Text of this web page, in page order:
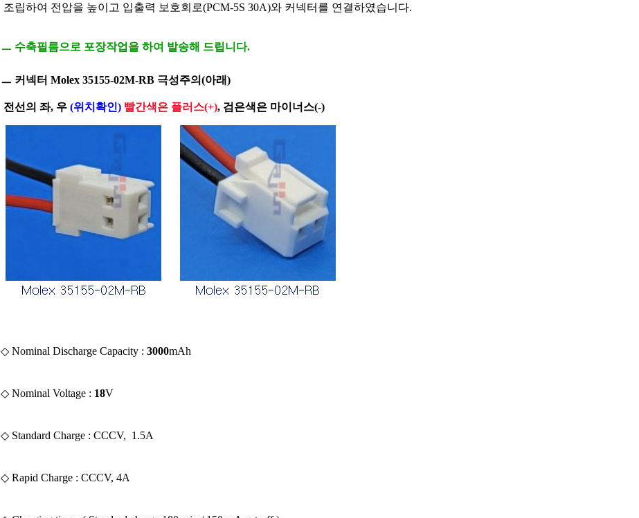
조립하여 전압을 높이고 입출력 보호회로(PCM-5S 30A)와 커넥터를 연결하였습니다.
ㅡ 수축필름으로 포장작업을 하여 발송해 드립니다.
ㅡ 커넥터 Molex 35155-02M-RB 극성주의(아래)
전선의 좌, 우 (위치확인) 빨간색은 플러스(+), 검은색은 마이너스(-)
◇ Nominal Discharge Capacity : 3000mAh
◇ Nominal Voltage : 18V
◇ Standard Charge : CCCV, 1.5A
◇ Rapid Charge : CCCV, 4A